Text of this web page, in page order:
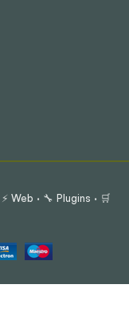
⚡ Web · 🔧 Plugins · 🛒